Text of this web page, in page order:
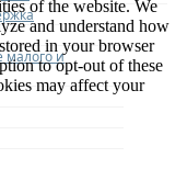
малого и
of the website. We
and understand how
in your browser
to opt-out of these
may affect your